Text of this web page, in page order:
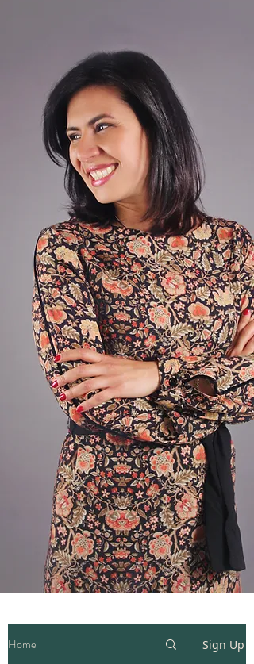
Home Sign Up